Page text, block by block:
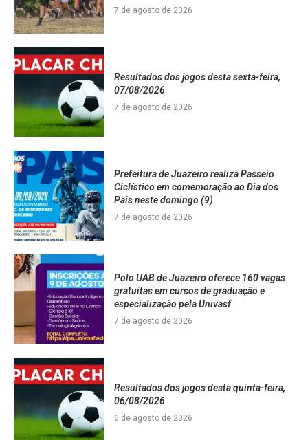
7 de agosto de 2026
Resultados dos jogos desta sexta-feira,
07/08/2026
7 de agosto de 2026
Prefeitura de Juazeiro realiza Passeio
Ciclístico em comemoração ao Dia dos
Pais neste domingo (9)
7 de agosto de 2026
Polo UAB de Juazeiro oferece 160 vagas
gratuitas em cursos de graduação e
especialização pela Univasf
7 de agosto de 2026
Resultados dos jogos desta quinta-feira,
06/08/2026
6 de agosto de 2026